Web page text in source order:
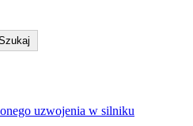
uzwojenia w silniku